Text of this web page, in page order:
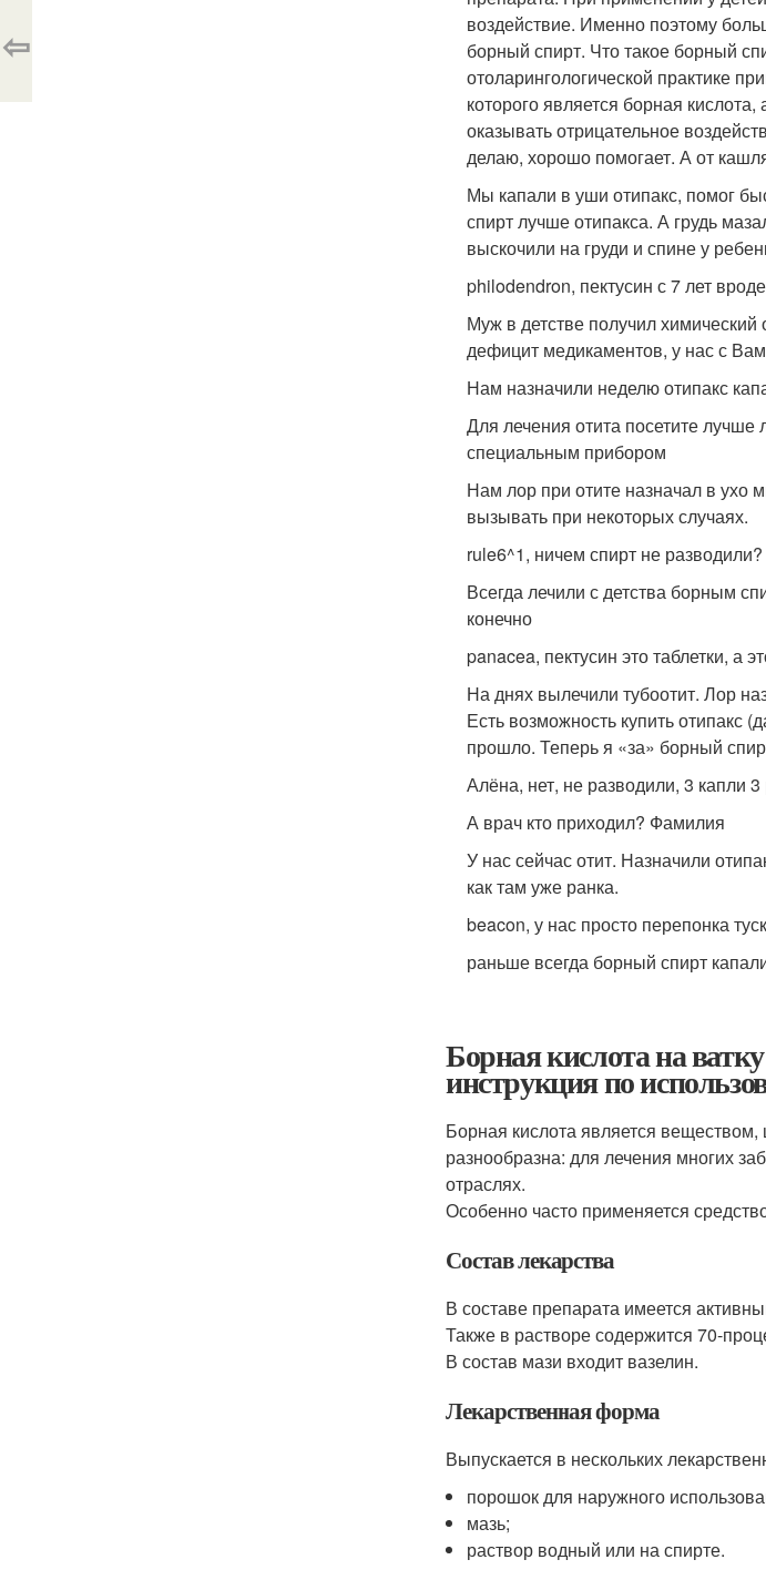
воздействие. Именно поэтому
борный спирт. Что такое борный
отоларингологической практике
которого является борная
оказывать отрицательное
делаю, хорошо помогает. А от
Мы капали в уши отипакс, помог
спирт лучше отипакса. А грудь
выскочили на груди и спине у
philodendron, пектусин с 7 лет вроде
Муж в детстве получил
дефицит медикаментов, у нас с
Нам назначили неделю отипакс
Для лечения отита посетите лучше
специальным прибором
Нам лор при отите назначал в ухо
вызывать при некоторых случаях.
rule6^1, ничем спирт не разводили?
Всегда лечили с детства борным
конечно
panacea, пектусин это таблетки, а
На днях вылечили тубоотит. Лор
Есть возможность купить отипакс
прошло. Теперь я «за» борный
Алёна, нет, не разводили, 3 капли 3
А врач кто приходил? Фамилия
У нас сейчас отит. Назначили
как там уже ранка.
beacon, у нас просто перепонка
раньше всегда борный спирт
Борная кислота на
инструкция по
Борная кислота является
разнообразна: для лечения многих
отраслях.
Особенно часто применяется
Состав лекарства
В составе препарата имеется
Также в растворе содержится 70-
В состав мази входит вазелин.
Лекарственная форма
Выпускается в нескольких
порошок для наружного
мазь;
раствор водный или на спирте.
⇦